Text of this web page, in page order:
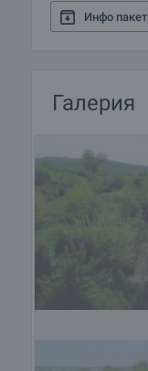
Инфо пакет
Галерия